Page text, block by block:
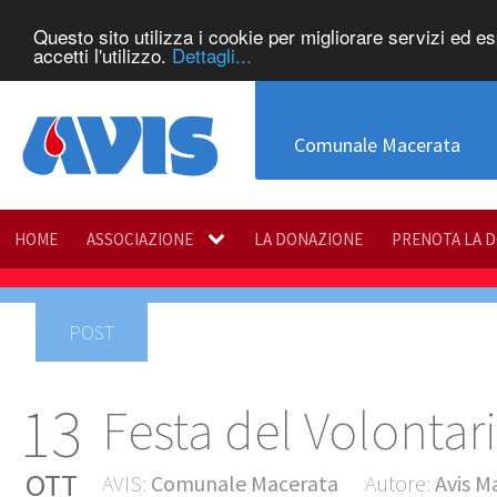
Questo sito utilizza i cookie per migliorare servizi ed
accetti l'utilizzo. Dettagli...
Comunale Macerata
HOME ASSOCIAZIONE LA DONAZIONE PRENOTA LA
POST
13
OTT
Festa del
AVIS: Comunale Macerata Autore: Avis